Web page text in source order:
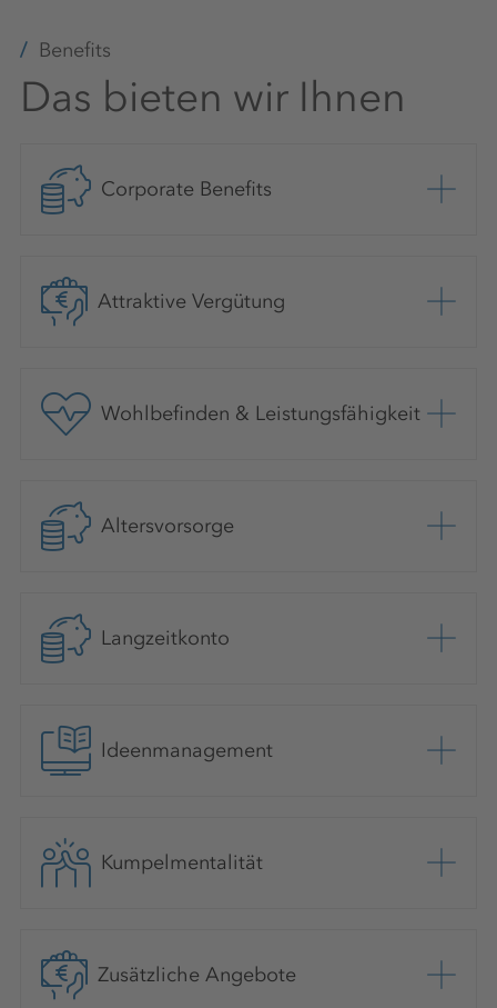
Benefits
Das bieten wir Ihnen
Corporate Benefits
Attraktive Vergütung
Wohlbefinden & Leistungsfähigkeit
Altersvorsorge
Langzeitkonto
Ideenmanagement
Kumpelmentalität
Zusätzliche Angebote